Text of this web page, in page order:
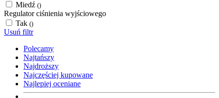
Miedź ()
Regulator ciśnienia wyjściowego
Tak ()
Usuń filtr
Polecamy
Najtańszy
Najdroższy
Najczęściej kupowane
Najlepiej oceniane